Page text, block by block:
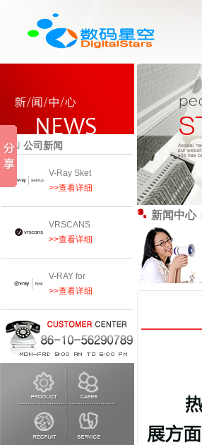
公司新闻
V-Ray Sket
>>查看详细
VRSCANS
>>查看详细
V-RAY for
>>查看详细
新闻中心